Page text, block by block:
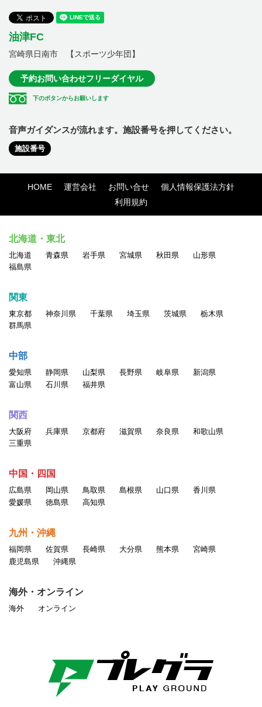
油津FC
宮崎県日南市 【スポーツ少年団】
予約お問い合わせフリーダイヤル
下のボタンからお願いします
音声ガイダンスが流れます。施設番号を押してください。
施設番号
HOME 運営会社 お問い合せ
個人情報保護法方針
利用規約
北海道・東北
北海道 青森県 岩手県 宮城県 秋田県
山形県
福島県
関東
東京都 神奈川県 千葉県 埼玉県 茨城県
栃木県
群馬県
中部
愛知県 静岡県 山梨県 長野県 岐阜県
新潟県
富山県
石川県 福井県
関西
大阪府 兵庫県 京都府 滋賀県 奈良県
和歌山県
三重県
中国・四国
広島県 岡山県 鳥取県 島根県 山口県
香川県
愛媛県
徳島県 高知県
九州・沖縄
福岡県 佐賀県 長崎県 大分県 熊本県
宮崎県
鹿児島県
沖縄県
海外・オンライン
海外 オンライン